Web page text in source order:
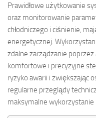
Prawidłowe użytkowanie
oraz monitorowanie
chłodniczego i ciśnienie,
energetycznej.
zdalne zarządzanie
komfortowe i precyzyjne
ryzyko awarii i zwiększając
regularne przeglądy
maksymalne wykorzystanie